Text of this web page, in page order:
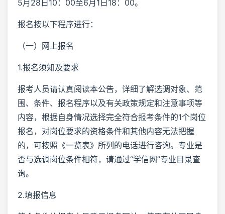
5月28日10：00至6月1日18：00。
报名按以下程序进行：
（一）网上报名
1.报名须知及要求
报考人员请认真阅读本公告，详细了解选调对象、范
围、条件、报名程序以及有关政策规定和注意事项等
内容，根据自身情况选择完全符合报考条件的1个岗位
报名，对岗位要求的资格条件和其他内容无法把握
的，可按照《一览表》所列的电话进行咨询。专业是
否与选调岗位条件相符，请通过“学信网”专业目录查
询。
2.填报信息